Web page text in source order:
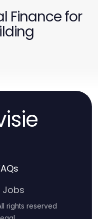
Finance for
Jobs
rights reserved